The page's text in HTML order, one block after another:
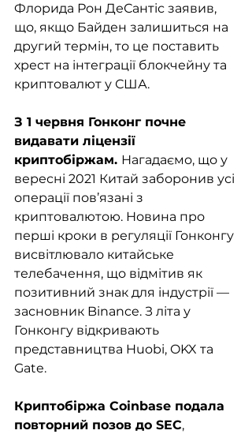
Флорида Рон ДеСантіс заявив,
що, якщо Байден залишиться на
другий термін, то це поставить
хрест на інтеграції блокчейну та
криптовалют у США.
З 1 червня Гонконг почне
видавати ліцензії
криптобіржам. Нагадаємо, що у
вересні 2021 Китай заборонив усі
операції пов’язані з
криптовалютою. Новина про
перші кроки в регуляції Гонконгу
висвітлювало китайське
телебачення, що відмітив як
позитивний знак для індустрії —
засновник Binance. З літа у
Гонконгу відкривають
представництва Huobi, OKX та
Gate.
Криптобіржа Coinbase подала
повторний позов до SEC,